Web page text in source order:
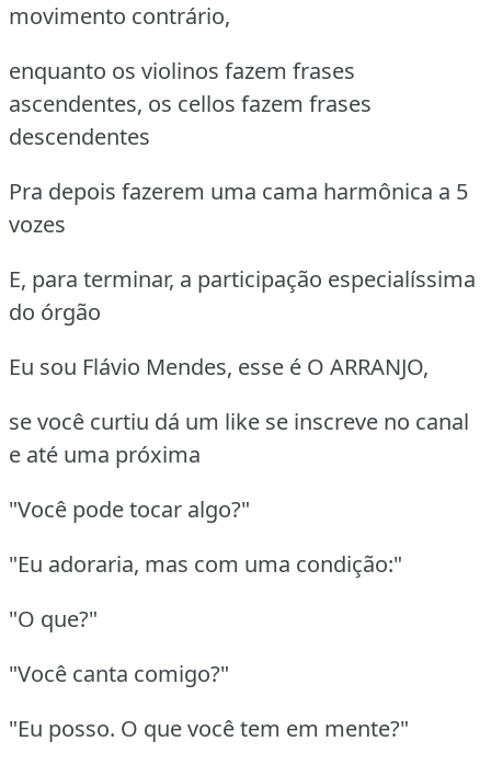
movimento contrário,
enquanto os violinos fazem frases
ascendentes, os cellos fazem frases
descendentes
Pra depois fazerem uma cama harmônica a 5
vozes
E, para terminar, a participação especialíssima
do órgão
Eu sou Flávio Mendes, esse é O ARRANJO,
se você curtiu dá um like se inscreve no canal
e até uma próxima
"Você pode tocar algo?"
"Eu adoraria, mas com uma condição:"
"O que?"
"Você canta comigo?"
"Eu posso. O que você tem em mente?"